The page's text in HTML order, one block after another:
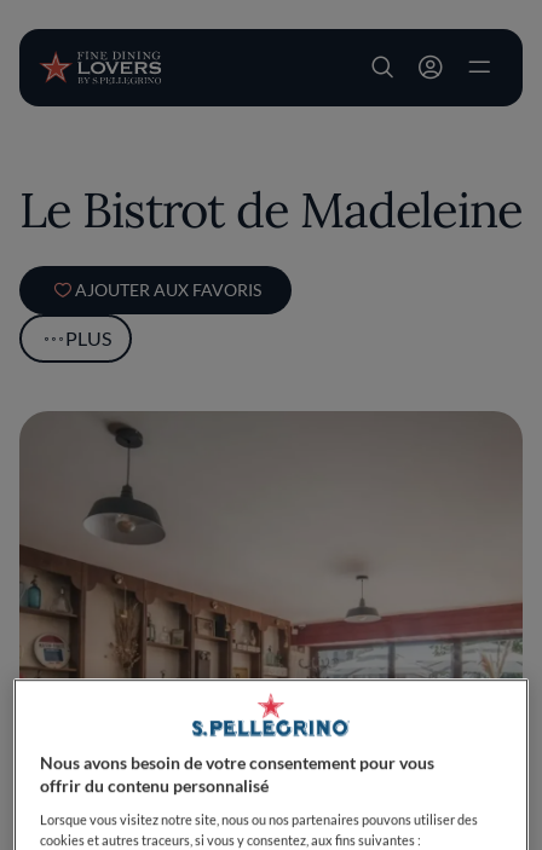
User account
Le Bistrot de Madeleine
AJOUTER AUX FAVORIS
PLUS
Nous avons besoin de votre consentement pour vous
offrir du contenu personnalisé
Lorsque vous visitez notre site, nous ou nos partenaires pouvons utiliser des
cookies et autres traceurs, si vous y consentez, aux fins suivantes :